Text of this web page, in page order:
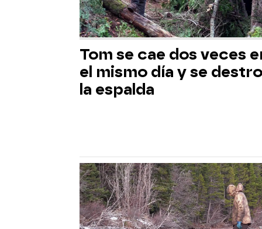
Tom se cae dos veces
el mismo día y se
la espalda